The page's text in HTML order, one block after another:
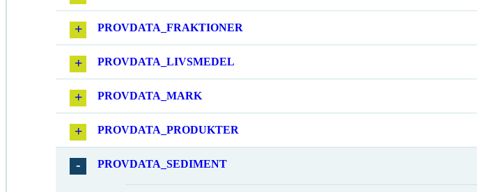
PROVDATA_FRAKTIONER
PROVDATA_LIVSMEDEL
PROVDATA_MARK
PROVDATA_PRODUKTER
PROVDATA_SEDIMENT